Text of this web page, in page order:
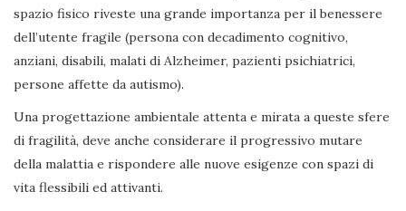
spazio fisico riveste una grande importanza per il benessere
dell’utente fragile (persona con decadimento cognitivo,
anziani, disabili, malati di Alzheimer, pazienti psichiatrici,
persone affette da autismo).
Una progettazione ambientale attenta e mirata a queste sfere
di fragilità, deve anche considerare il progressivo mutare
della malattia e rispondere alle nuove esigenze con spazi di
vita flessibili ed attivanti.